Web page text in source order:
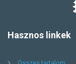
Hasznos linkek